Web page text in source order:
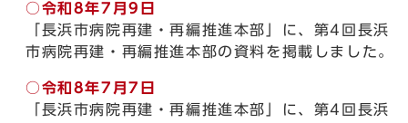
○令和8年7月9日
「長浜市病院再建・再編推進本部」に、第4回長浜
市病院再建・再編推進本部の資料を掲載しました。
○令和8年7月7日
「長浜市病院再建・再編推進本部」に、第4回長浜